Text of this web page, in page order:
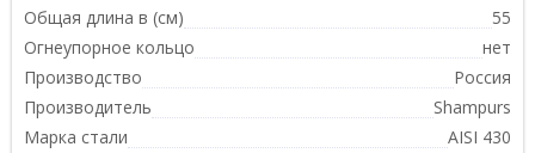
Общая длина в (см)
55
Огнеупорное кольцо
нет
Производство
Россия
Производитель
Shampurs
Марка стали
AISI 430